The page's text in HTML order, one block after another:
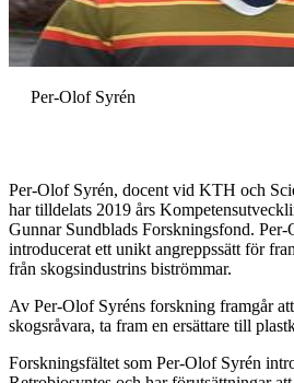
Per-Olof Syrén
Per-Olof Syrén, docent vid KTH och
har tilldelats 2019 års
Gunnar Sundblads Forskningsfond.
introducerat ett unikt angreppssätt för
från skogsindustrins biströmmar.
Av Per-Olof Syréns forskning framgår
skogsråvara, ta fram en ersättare till
Forskningsfältet som Per-Olof Syrén